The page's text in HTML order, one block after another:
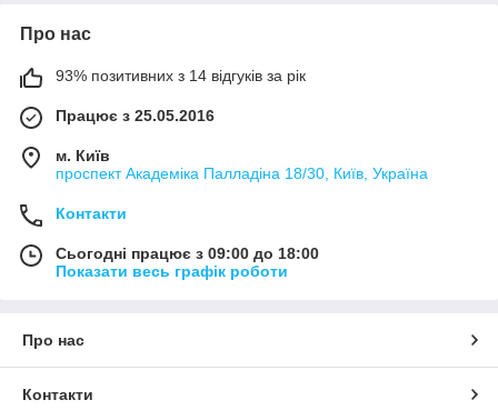
Про нас
93% позитивних з 14 відгуків за рік
Працює з 25.05.2016
м. Київ
проспект Академіка Палладіна 18/30, Київ, Україна
Контакти
Сьогодні працює з 09:00 до 18:00
Показати весь графік роботи
Про нас
Контакти